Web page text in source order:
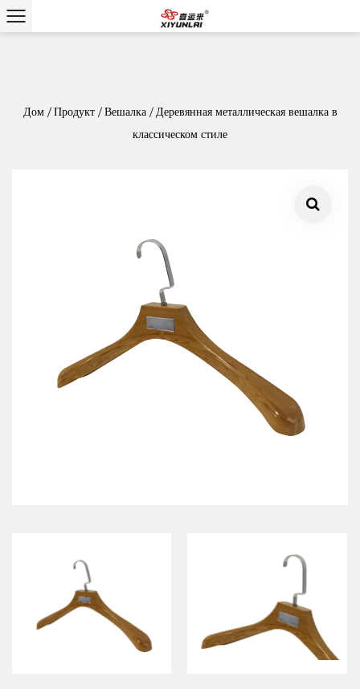
Дом/Продукт/Вешалка/Деревянная металлическая вешалка в
классическом стиле